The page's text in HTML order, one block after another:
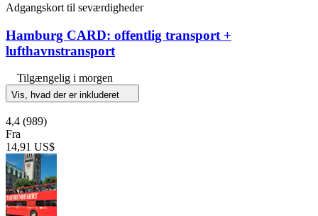
Adgangskort til seværdigheder
Hamburg CARD: offentlig transport +
lufthavnstransport
Tilgængelig i morgen
Vis, hvad der er inkluderet
4,4 (989)
Fra
14,91 US$